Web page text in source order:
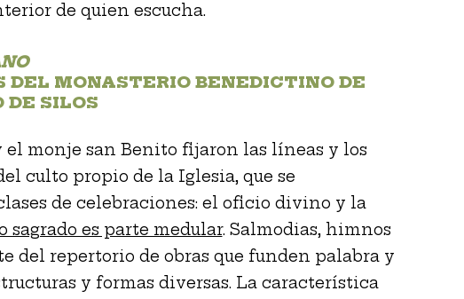
de quien escucha.
DEL MONASTERIO BENEDICTINO DE
DE SILOS
el monje san Benito fijaron las líneas y los
culto propio de la Iglesia, que se
de celebraciones: el oficio divino y la
sagrado es parte medular. Salmodias, himnos
del repertorio de obras que funden palabra y
y formas diversas. La característica